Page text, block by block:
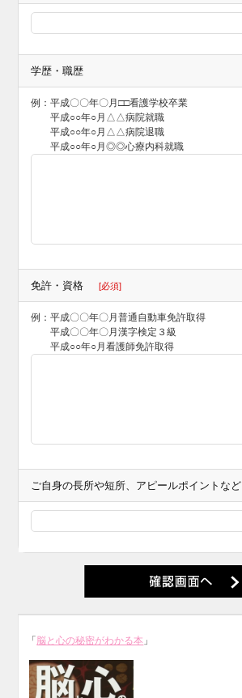
学歴・職歴
例：平成〇〇年〇月□□看護学校卒業
平成○○年○月△△病院就職
平成○○年○月△△病院退職
平成○○年○月◎◎心療内科就職
免許・資格 [必須]
例：平成〇〇年〇月普通自動車免許取得
平成〇〇年〇月漢字検定３級
平成○○年○月看護師免許取得
ご自身の長所や短所、アピールポイントなど
「 脳と心の秘密がわかる本 」